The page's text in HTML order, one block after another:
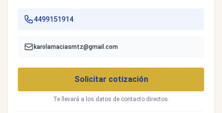
4499151914
karolamaciasmtz@gmail.com
Solicitar cotización
Te llevará a los datos de contacto directos.